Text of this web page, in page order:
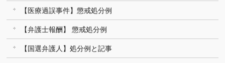
【医療過誤事件】懲戒処分例
【弁護士報酬】 懲戒処分例
【国選弁護人】処分例と記事